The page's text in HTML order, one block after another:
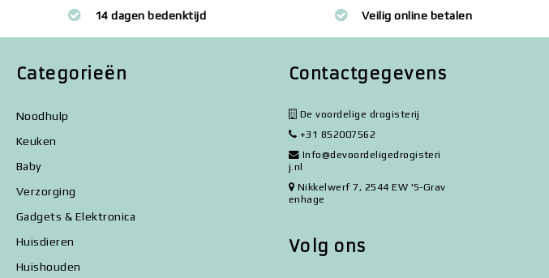
14 dagen bedenktijd Veilig online betalen
Categorieën
Noodhulp
Keuken
Baby
Verzorging
Gadgets & Elektronica
Huisdieren
Huishouden
Contactgegevens
De voordelige drogisterij
+31 852007562
Info@devoordeligedrogisteri
j.nl
Nikkelwerf 7, 2544 EW 'S-Grav
enhage
Volg ons